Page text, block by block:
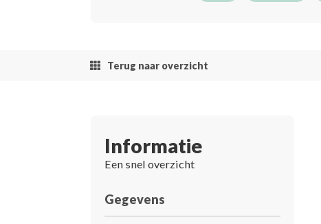
Terug naar overzicht
Informatie
Een snel overzicht
Gegevens